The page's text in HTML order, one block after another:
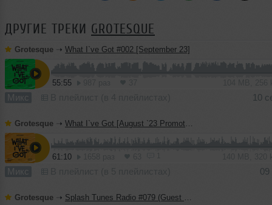
ДРУГИЕ ТРЕКИ GROTESQUE
Grotesque ➝ What I`ve Got #002 [September 23]
55:55
Микс 10
Grotesque ➝ What I`ve Got [August `23 Promotional Mix]
61:10
Микс 09
Grotesque ➝ Splash Tunes Radio #079 (Guest Mix)